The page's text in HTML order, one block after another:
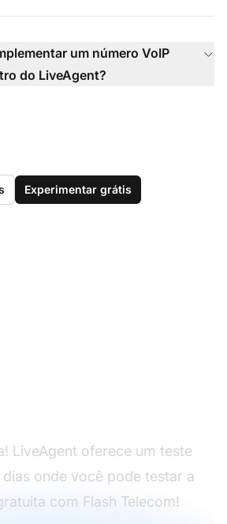
um número VoIP
do LiveAgent?
Experimentar grátis
LiveAgent oferece um teste
onde você pode testar a
com Flash Telecom!